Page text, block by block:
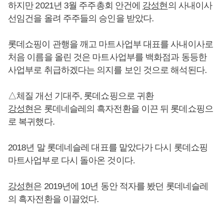
하지만 2021년 3월 주주총회 안건에 강성현 의 사내이사
선임건을 올려 주주들의 승인을 받았다.
롯데쇼핑이 관행을 깨고 마트사업부 대표를 사내이사로
처음 이름을 올린 것은 마트사업부를 백화점과 동등한
사업부로 취급하겠다는 의지를 보인 것으로 해석된다.
△체질 개선 기대주, 롯데쇼핑으로 귀환
강성현은 롯데네슬레의 흑자전환을 이끈 뒤 롯데쇼핑으
로 복귀했다.
2018년 말 롯데네슬레 대표를 맡았다가 다시 롯데쇼핑
마트사업부로 다시 돌아온 것이다.
강성현은 2019년에 10년 동안 적자를 봤던 롯데네슬레
의 흑자전환을 이끌었다.